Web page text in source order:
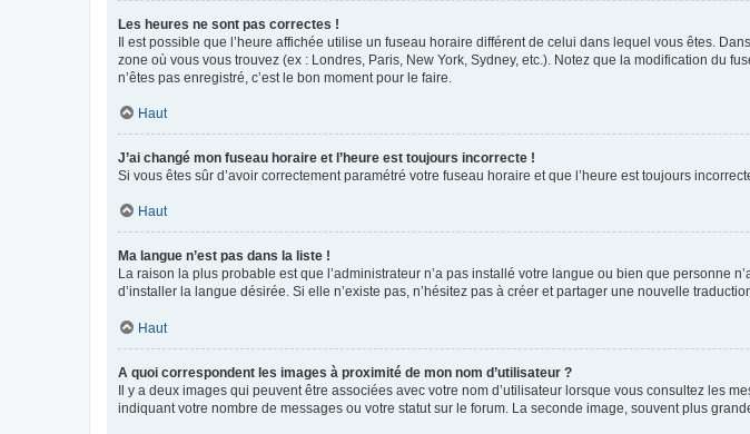
Les heures ne sont pas correctes !
Il est possible que l’heure affichée utilise un fuseau horaire différent de celui dans lequel vous êtes.
zone où vous vous trouvez (ex : Londres, Paris, New York, Sydney, etc.). Notez que la modification du
n’êtes pas enregistré, c’est le bon moment pour le faire.
Haut
J’ai changé mon fuseau horaire et l’heure est toujours incorrecte !
Si vous êtes sûr d’avoir correctement paramétré votre fuseau horaire et que l’heure est toujours
Haut
Ma langue n’est pas dans la liste !
La raison la plus probable est que l’administrateur n’a pas installé votre langue ou bien que personne
d’installer la langue désirée. Si elle n’existe pas, n’hésitez pas à créer et partager une nouvelle
Haut
A quoi correspondent les images à proximité de mon nom d’utilisateur ?
Il y a deux images qui peuvent être associées avec votre nom d’utilisateur lorsque vous consultez les
indiquant votre nombre de messages ou votre statut sur le forum. La seconde image, souvent plus